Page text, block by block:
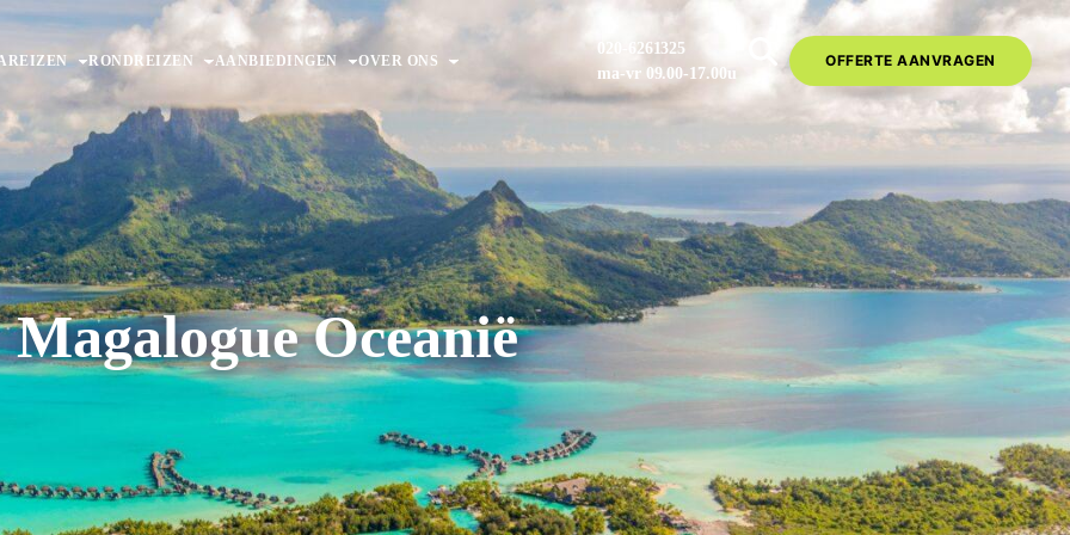
RONDREIZEN AANBIEDINGEN OVER ONS
020-6261325
ma-vr 09.00-17.00u
OFFERTE AANVRAGEN
Magalogue Oceanië